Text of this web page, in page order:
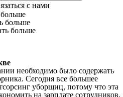
с нами
больше
больше
необходимо было содержать
Сегодня все большее
уборщиц, потому что эта
на зарплате сотрудников,